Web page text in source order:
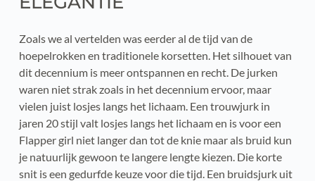
Zoals we al vertelden was eerder al de tijd van de
hoepelrokken en traditionele korsetten. Het silhouet van
dit decennium is meer ontspannen en recht. De jurken
waren niet strak zoals in het decennium ervoor, maar
vielen juist losjes langs het lichaam. Een trouwjurk in
jaren 20 stijl valt losjes langs het lichaam en is voor een
Flapper girl niet langer dan tot de knie maar als bruid kun
je natuurlijk gewoon te langere lengte kiezen. Die korte
snit is een gedurfde keuze voor die tijd. Een bruidsjurk uit